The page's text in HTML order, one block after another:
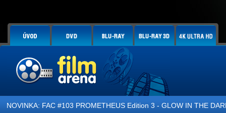
NOVINKA: FAC #103 PROMETHEUS Edition 3 - GLOW IN THE